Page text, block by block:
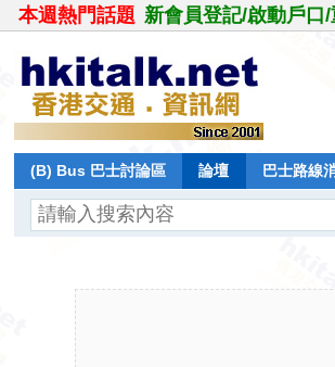
本週熱門話題 新會員登記/啟動戶口
(B) Bus 巴士討論區 論壇 巴士路線